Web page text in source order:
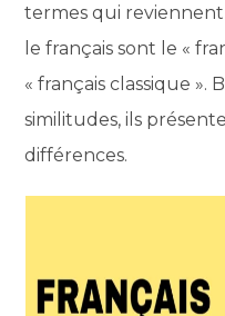
termes qui
le français sont le «
« français classique ».
similitudes, ils
différences.